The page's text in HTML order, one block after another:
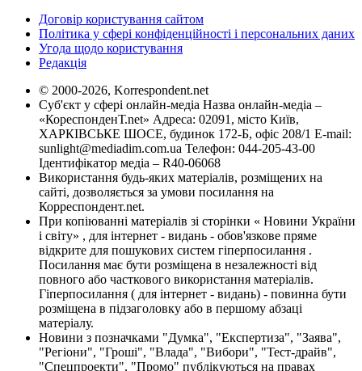
Договір користування сайтом
Політика у сфері конфіденційності і персональних даних
Угода щодо користування
Редакція
© 2000-2026, Korrespondent.net
Суб'єкт у сфері онлайн-медіа Назва онлайн-медіа –
«КореспонденТ.net» Адреса: 02091, місто Київ,
ХАРКІВСЬКЕ ШОСЕ, будинок 172-Б, офіс 208/1 E-mail:
sunlight@mediadim.com.ua Телефон: 044-205-43-00
Ідентифікатор медіа – R40-06068
Використання будь-яких матеріалів, розміщених на
сайті, дозволяється за умови посилання на
Корреспондент.net.
При копіюванні матеріалів зі сторінки « Новини України
і світу» , для інтернет - видань - обов'язкове пряме
відкрите для пошукових систем гіперпосилання .
Посилання має бути розміщена в незалежності від
повного або часткового використання матеріалів.
Гіперпосилання ( для інтернет - видань) - повинна бути
розміщена в підзаголовку або в першому абзаці
матеріалу.
Новини з позначками "Думка", "Експертиза", "Заява",
"Регіони", "Гроші", "Влада", "Вибори", "Тест-драйв",
"Спецпроекти", "Промо" публікуються на правах